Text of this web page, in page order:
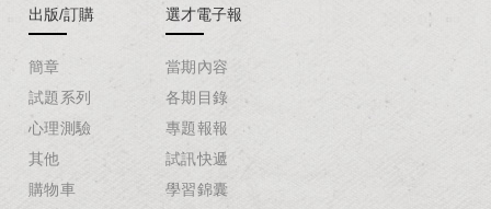
出版/訂購
簡章
試題系列
心理測驗
其他
購物車
選才電子報
當期內容
各期目錄
專題報報
試訊快遞
學習錦囊